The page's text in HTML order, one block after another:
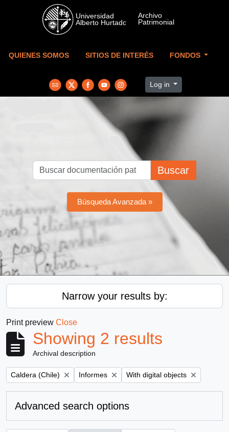
Skip to main content
QUIENES SOMOS SITIOS DE INTERÉS FONDOS
Log in
Buscar
Búsqueda Avanzada »
Narrow your results by:
Print preview Close
Showing 2 results
Archival description
Remove filter:
Caldera (Chile) Remove filter:
Informes Remove filter:
With digital objects
Advanced search options